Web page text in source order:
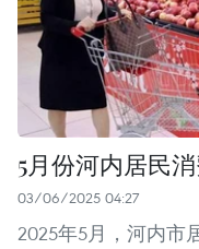
5月份河内居民
03/06/2025 04:27
2025年5月，河内市